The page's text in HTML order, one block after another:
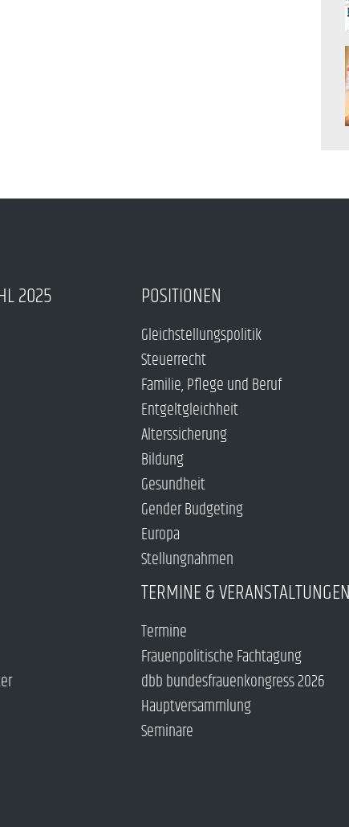
2025 POSITIONEN
Gleichstellungspolitik
Steuerrecht
Familie, Pflege und Beruf
Entgeltgleichheit
Alterssicherung
Bildung
Gesundheit
Gender Budgeting
Europa
Stellungnahmen
TERMINE & VERANSTALTUNGEN
Termine
Frauenpolitische Fachtagung
dbb bundesfrauenkongress 2026
Hauptversammlung
Seminare